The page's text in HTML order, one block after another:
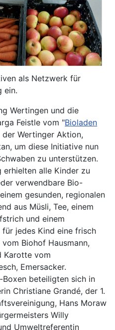
als Netzwerk für
ein.
Wertingen und die
Feistle vom "Bioladen
Wertinger Aktion,
um diese Initiative nun
zu unterstützen.
erhielten alle Kinder zu
verwendbare Bio-
gesunden, regionalen
aus Müsli, Tee, einem
und einem
jedes Kind eine frisch
Biohof Hausmann,
Karotte vom
Emersacker.
beteiligten sich in
Christiane Grandé, der 1.
Hans Moraw
Willy
Umweltreferentin